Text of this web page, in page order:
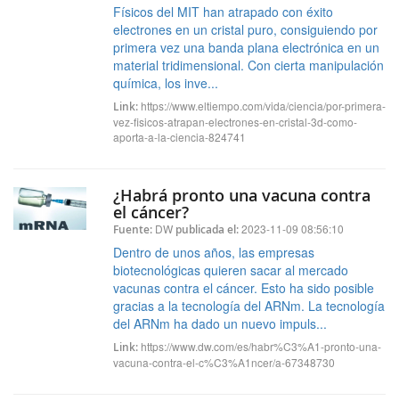
Físicos del MIT han atrapado con éxito
electrones en un cristal puro, consiguiendo por
primera vez una banda plana electrónica en un
material tridimensional. Con cierta manipulación
química, los inve...
Link: https://www.eltiempo.com/vida/ciencia/por-primera-
vez-fisicos-atrapan-electrones-en-cristal-3d-como-
aporta-a-la-ciencia-824741
¿Habrá pronto una vacuna contra
el cáncer?
Fuente: DW publicada el:2023-11-09 08:56:10
Dentro de unos años, las empresas
biotecnológicas quieren sacar al mercado
vacunas contra el cáncer. Esto ha sido posible
gracias a la tecnología del ARNm. La tecnología
del ARNm ha dado un nuevo impuls...
Link: https://www.dw.com/es/habr%C3%A1-pronto-una-
vacuna-contra-el-c%C3%A1ncer/a-67348730